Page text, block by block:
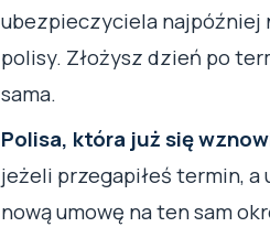
ubezpieczyciela najpóźniej
polisy. Złożysz dzień po
sama.
Polisa, która już się
jeżeli przegapiłeś termin,
nową umowę na ten sam